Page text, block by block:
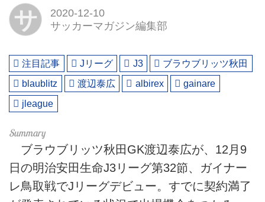
サ
2020-12-10
サッカーマガジン編集部
注目記事 Jリーグ J3
ブラウブリッツ秋田
blaublitz
渡辺泰広 albirex
gainare
jleague
ブラウブリッツ秋田GK渡辺泰広が、12月9
日の明治安田生命J3リーグ第32節、ガイナー
レ鳥取戦でJリーグデビュー。すでに契約満了